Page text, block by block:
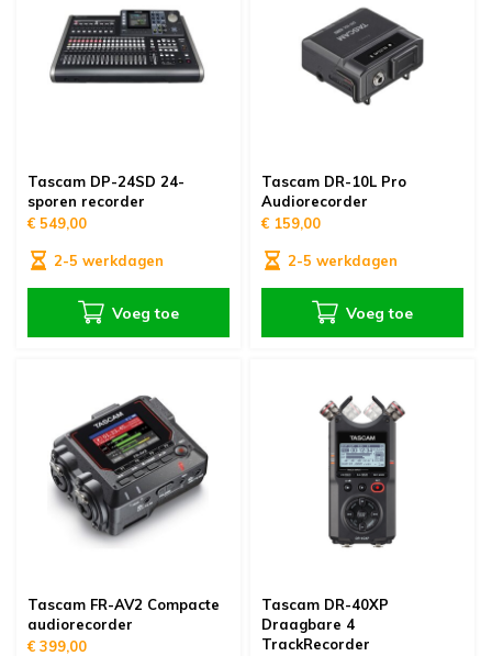
Tascam DP-24SD 24-
sporen recorder
€ 549,00
2-5 werkdagen
Voeg toe
Tascam DR-10L Pro
Audiorecorder
€ 159,00
2-5 werkdagen
Voeg toe
Tascam FR-AV2 Compacte
audiorecorder
€ 399,00
Tascam DR-40XP
Draagbare 4
TrackRecorder